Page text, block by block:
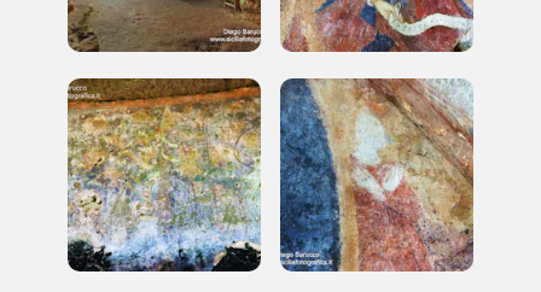
2010, 2014, 2016, 2018, 2020, 2022, 2024
Accedi alle informazioni per te più interessanti,
a quelle inerenti i luoghi più vicini e gli eventi
organizzati